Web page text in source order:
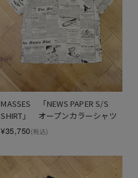
MASSES　「NEWS PAPER S/S
SHIRT」　オープンカラーシャツ
¥35,750(税込)